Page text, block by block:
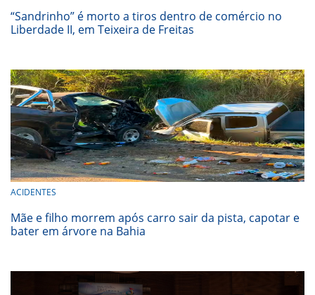
“Sandrinho” é morto a tiros dentro de comércio no
Liberdade II, em Teixeira de Freitas
ACIDENTES
Mãe e filho morrem após carro sair da pista, capotar e
bater em árvore na Bahia